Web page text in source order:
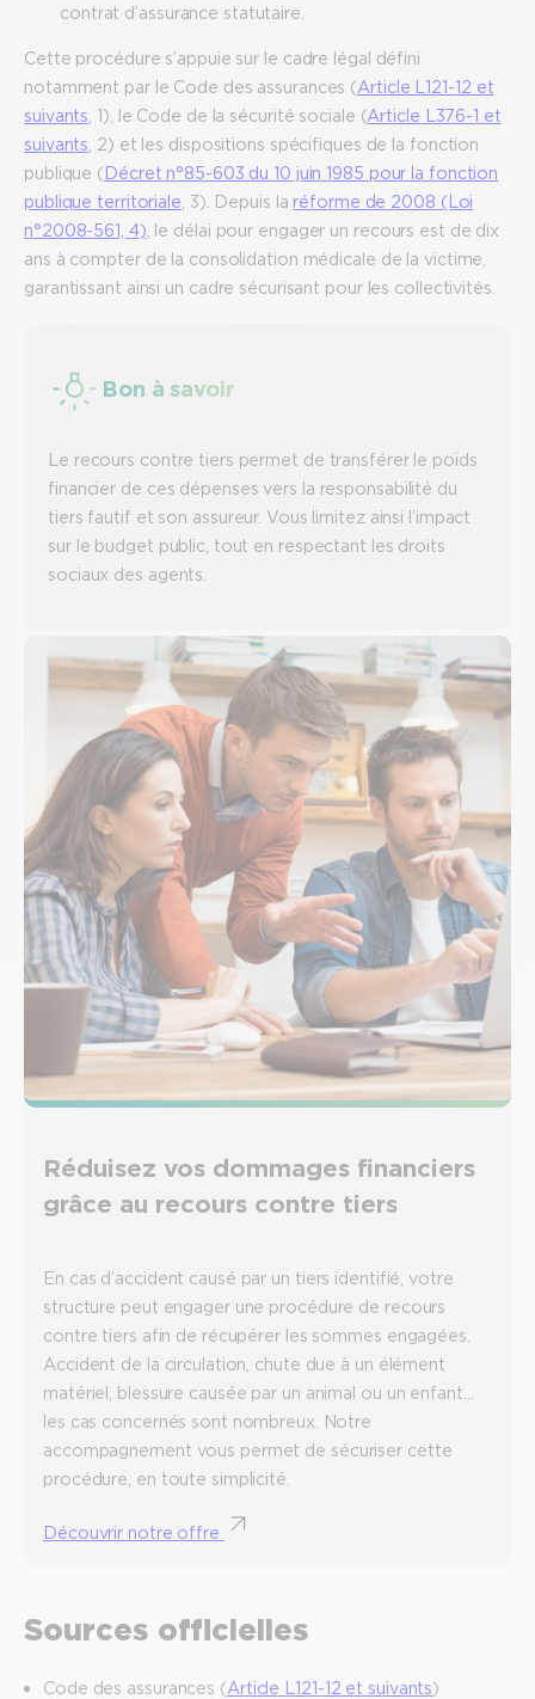
contrat d’assurance statutaire.
Cette procédure s’appuie sur le cadre légal défini
notamment par le Code des assurances (Article L121-12 et
suivants , 1), le Code de la sécurité sociale (Article L376-1 et
suivants , 2) et les dispositions spécifiques de la fonction
publique (Décret n°85-603 du 10 juin 1985 pour la fonction
publique territoriale , 3). Depuis la réforme de 2008 (Loi
n°2008-561, 4) , le délai pour engager un recours est de dix
ans à compter de la consolidation médicale de la victime,
garantissant ainsi un cadre sécurisant pour les collectivités.
Bon à savoir
Le recours contre tiers permet de transférer le poids
financier de ces dépenses vers la responsabilité du
tiers fautif et son assureur. Vous limitez ainsi l’impact
sur le budget public, tout en respectant les droits
sociaux des agents.
Réduisez vos dommages financiers
grâce au recours contre tiers
En cas d’accident causé par un tiers identifié, votre
structure peut engager une procédure de recours
contre tiers afin de récupérer les sommes engagées.
Accident de la circulation, chute due à un élément
matériel, blessure causée par un animal ou un enfant…
les cas concernés sont nombreux. Notre
accompagnement vous permet de sécuriser cette
procédure, en toute simplicité.
Découvrir notre offre
Sources officielles
Code des assurances (Article L121-12 et suivants)